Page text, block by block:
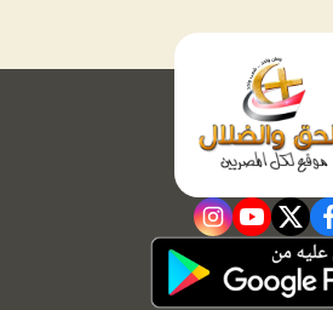
facebook
twitter
youtube
instagram